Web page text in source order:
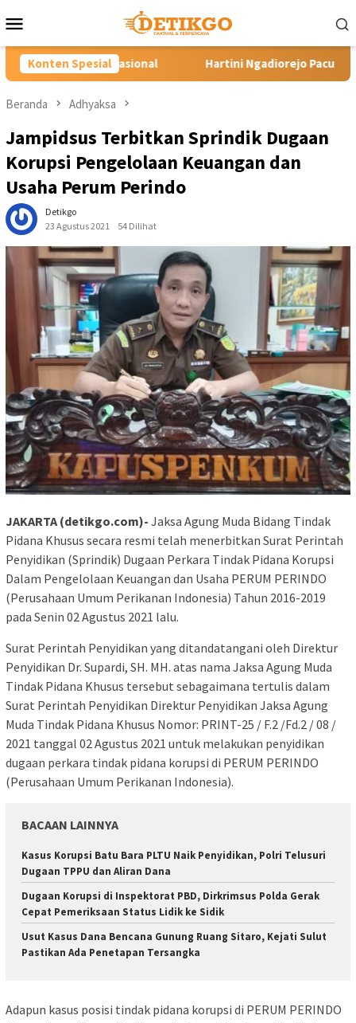
ke
Mobile
Konten Spesial
Hartini Ngadiorejo Pacu Transformasi SMKN 1
Beranda Adhyaksa
Jampidsus Terbitkan Sprindik Dugaan
Korupsi Pengelolaan Keuangan dan
Usaha Perum Perindo
Detikgo
23 Agustus 2021
54 Dilihat
JAKARTA (detikgo.com)- Jaksa Agung Muda Bidang Tindak
Pidana Khusus secara resmi telah menerbitkan Surat Perintah
Penyidikan (Sprindik) Dugaan Perkara Tindak Pidana Korupsi
Dalam Pengelolaan Keuangan dan Usaha PERUM PERINDO
(Perusahaan Umum Perikanan Indonesia) Tahun 2016-2019
pada Senin 02 Agustus 2021 lalu.
Surat Perintah Penyidikan yang ditandatangani oleh Direktur
Penyidikan Dr. Supardi, SH. MH. atas nama Jaksa Agung Muda
Tindak Pidana Khusus tersebut sebagaimana tertulis dalam
Surat Perintah Penyidikan Direktur Penyidikan Jaksa Agung
Muda Tindak Pidana Khusus Nomor: PRINT-25 / F.2 /Fd.2 / 08 /
2021 tanggal 02 Agustus 2021 untuk melakukan penyidikan
dugaan perkara tindak pidana korupsi di PERUM PERINDO
(Perusahaan Umum Perikanan Indonesia).
BACAAN LAINNYA
Kasus Korupsi Batu Bara PLTU Naik Penyidikan, Polri Telusuri
Dugaan TPPU dan Aliran Dana
Dugaan Korupsi di Inspektorat PBD, Dirkrimsus Polda Gerak
Cepat Pemeriksaan Status Lidik ke Sidik
Usut Kasus Dana Bencana Gunung Ruang Sitaro, Kejati Sulut
Pastikan Ada Penetapan Tersangka
Adapun kasus posisi tindak pidana korupsi di PERUM PERINDO